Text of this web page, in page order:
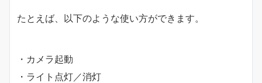
たとえば、以下のような使い方ができます。
・カメラ起動
・ライト点灯／消灯